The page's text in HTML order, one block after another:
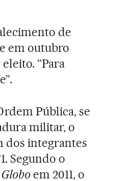
de
em outubro
“Para
Pública, se
militar, o
dos integrantes
Segundo o
em 2011, o